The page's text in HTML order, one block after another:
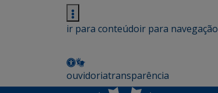
ir para conteúdoir para navegação
ouvidoriatransparência